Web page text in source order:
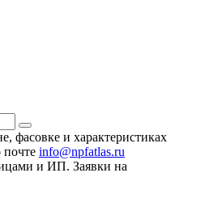
фасовке и характеристиках
info@npfatlas.ru
и ИП. Заявки на